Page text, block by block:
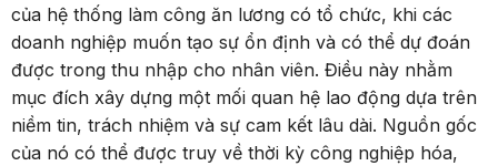
của hệ thống làm công ăn lương có tổ chức, khi các
doanh nghiệp muốn tạo sự ổn định và có thể dự đoán
được trong thu nhập cho nhân viên. Điều này nhằm
mục đích xây dựng một mối quan hệ lao động dựa trên
niềm tin, trách nhiệm và sự cam kết lâu dài. Nguồn gốc
của nó có thể được truy về thời kỳ công nghiệp hóa,